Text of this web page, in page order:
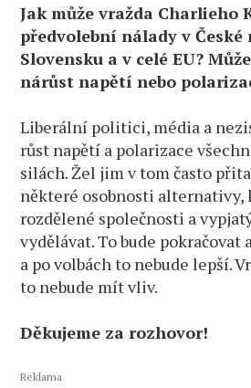
Jak může vražda
předvolební nálady v České
Slovensku a v celé EU?
nárůst napětí nebo
Liberální politici, média a
růst napětí a polarizace
silách. Žel jim v tom často
některé osobnosti alternativy,
rozdělené společnosti a
vydělávat. To bude pokračovat
a po volbách to nebude lepší.
to nebude mít vliv.
Děkujeme za rozhovor!
Reklama